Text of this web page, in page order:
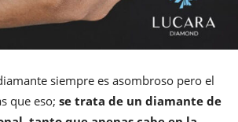
siempre es asombroso pero el
que eso; se trata de un diamante de